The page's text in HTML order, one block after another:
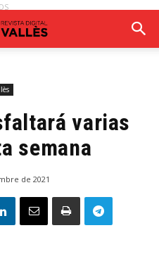
varias
semana
de 2021